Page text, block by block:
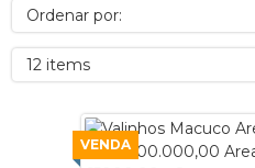
Ordenar por:
12 items
VENDA